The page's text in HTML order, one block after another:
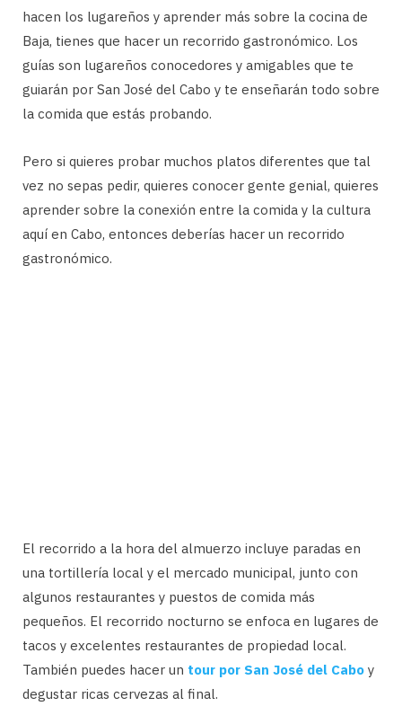
hacen los lugareños y aprender más sobre la cocina de
Baja, tienes que hacer un recorrido gastronómico. Los
guías son lugareños conocedores y amigables que te
guiarán por San José del Cabo y te enseñarán todo sobre
la comida que estás probando.
Pero si quieres probar muchos platos diferentes que tal
vez no sepas pedir, quieres conocer gente genial, quieres
aprender sobre la conexión entre la comida y la cultura
aquí en Cabo, entonces deberías hacer un recorrido
gastronómico.
El recorrido a la hora del almuerzo incluye paradas en
una tortillería local y el mercado municipal, junto con
algunos restaurantes y puestos de comida más
pequeños. El recorrido nocturno se enfoca en lugares de
tacos y excelentes restaurantes de propiedad local.
También puedes hacer un tour por San José del Cabo y
degustar ricas cervezas al final.